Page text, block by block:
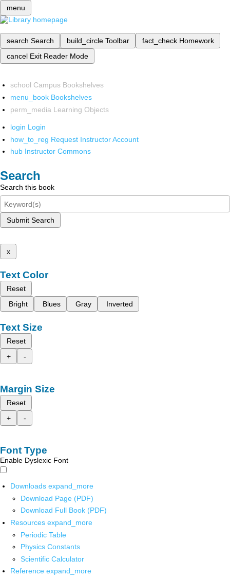
menu
search Search build_circle Toolbar fact_check Homework
cancel Exit Reader Mode
school Campus Bookshelves
menu_book Bookshelves
perm_media Learning Objects
login Login
how_to_reg Request Instructor Account
hub Instructor Commons
Search
Search this book
Submit Search
x
Text Color
Reset
Bright
Blues Gray Inverted
Text Size
Reset
+
-
Margin Size
Reset
+
-
Font Type
Enable Dyslexic Font
Downloads expand_more
Download Page (PDF)
Download Full Book (PDF)
Resources expand_more
Periodic Table
Physics Constants
Scientific Calculator
Reference expand_more